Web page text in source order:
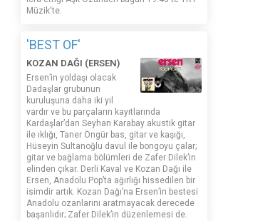
Müzik'te.
'BEST OF'
KOZAN DAĞI (ERSEN)
Ersen’in yoldaşı olacak
Dadaşlar grubunun
kuruluşuna daha iki yıl
vardır ve bu parçaların kayıtlarında
Kardaşlar’dan Seyhan Karabay akustik gitar
ile ıklığı, Taner Öngür bas, gitar ve kaşığı,
Hüseyin Sultanoğlu davul ile bongoyu çalar;
gitar ve bağlama bölümleri de Zafer Dilek’in
elinden çıkar. Derli Kaval ve Kozan Dağı ile
Ersen, Anadolu Pop’ta ağırlığı hissedilen bir
isimdir artık. Kozan Dağı’na Ersen’in bestesi
Anadolu ozanlarını aratmayacak derecede
başarılıdır; Zafer Dilek’in düzenlemesi de.